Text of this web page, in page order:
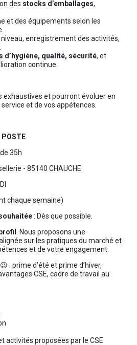
des stocks d’emballages,
et des équipements selon les
enregistrement des activités,
d’hygiène, qualité, sécurité, et
continue.
exhaustives et pourront évoluer en
et de vos appétences.
POSTE
35h
- 85140 CHAUCHE
chaque semaine)
: Dès que possible.
. Nous proposons une
sur les pratiques du marché et
et de votre engagement.
😉 : prime d’été et prime d’hiver,
CSE, cadre de travail au
activités proposées par le CSE